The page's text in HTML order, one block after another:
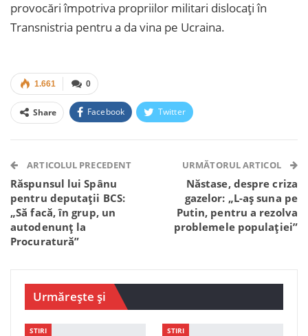
provocări împotriva propriilor militari dislocaţi în
Transnistria pentru a da vina pe Ucraina.
0
1.661
Share Facebook Twitter
Telegram WhatsApp Viber
ARTICOLUL PRECEDENT
Răspunsul lui Spânu
pentru deputații BCS:
„Să facă, în grup, un
autodenunț la
Procuratură”
URMĂTORUL ARTICOL
Năstase, despre criza
gazelor: „L-aș suna pe
Putin, pentru a rezolva
problemele populației”
Urmărește și
STIRI STIRI